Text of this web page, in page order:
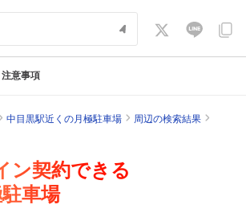
意事項
中目黒駅近くの月極駐車場 周辺の検索結果
ン契約できる
車場